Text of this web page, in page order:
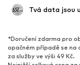
Upcyklace
Nové
Tenisky
Tvá data jsou
*Doručení zdarma pro
opačném případě se
za služby ve výši 49 Kč.